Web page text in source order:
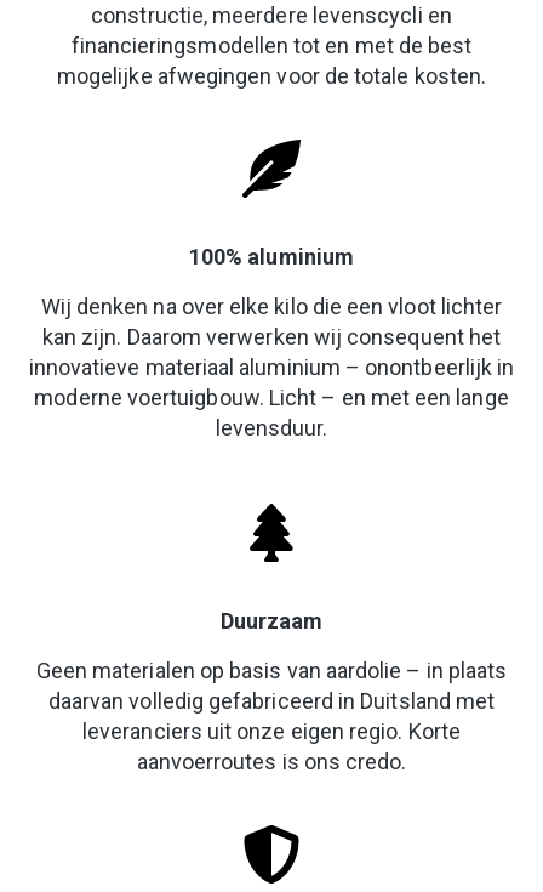
constructie, meerdere levenscycli en
financieringsmodellen tot en met de best
mogelijke afwegingen voor de totale kosten.
100% aluminium
Wij denken na over elke kilo die een vloot lichter
kan zijn. Daarom verwerken wij consequent het
innovatieve materiaal aluminium – onontbeerlijk in
moderne voertuigbouw. Licht – en met een lange
levensduur.
Duurzaam
Geen materialen op basis van aardolie – in plaats
daarvan volledig gefabriceerd in Duitsland met
leveranciers uit onze eigen regio. Korte
aanvoerroutes is ons credo.